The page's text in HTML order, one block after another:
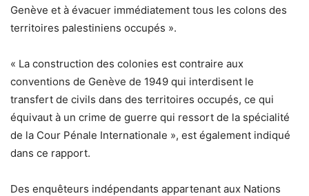
Genève et à évacuer immédiatement tous les colons des
territoires palestiniens occupés ».
« La construction des colonies est contraire aux
conventions de Genève de 1949 qui interdisent le
transfert de civils dans des territoires occupés, ce qui
équivaut à un crime de guerre qui ressort de la spécialité
de la Cour Pénale Internationale », est également indiqué
dans ce rapport.
Des enquêteurs indépendants appartenant aux Nations